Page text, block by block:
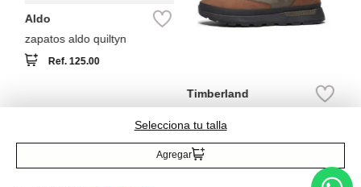
Selecciona tu talla
Agregar
Aldo
zapatos aldo quiltyn
Ref.125.00
Timberland